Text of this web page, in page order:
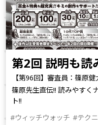
第2回 説明も読
【第96回】審査員：篠原
篠原先生直伝!! 読みやすく
ト!!
#ウィッチウォッチ #テク